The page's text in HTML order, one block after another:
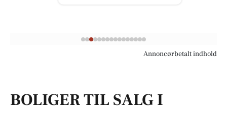
Annoncørbetalt indhold
BOLIGER TIL SALG I